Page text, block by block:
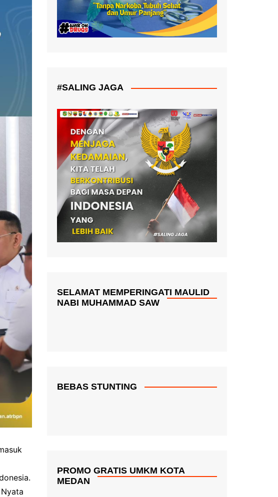
#SALING JAGA
SELAMAT MEMPERINGATI MAULID
NABI MUHAMMAD SAW
BEBAS STUNTING
PROMO GRATIS UMKM KOTA
MEDAN